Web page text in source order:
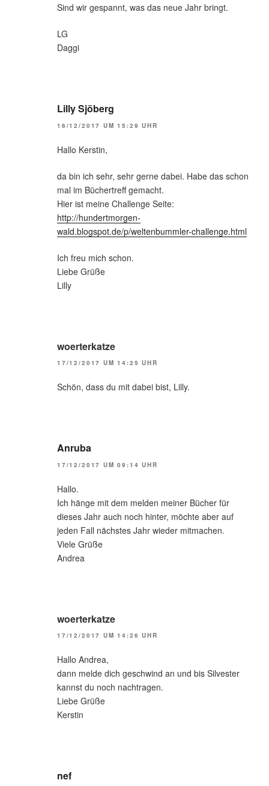
Sind wir gespannt, was das neue Jahr bringt.
LG
Daggi
Lilly Sjöberg
16/12/2017 UM 15:29 UHR
Hallo Kerstin,
da bin ich sehr, sehr gerne dabei. Habe das schon
mal im Büchertreff gemacht.
Hier ist meine Challenge Seite:
http://hundertmorgen-
wald.blogspot.de/p/weltenbummler-challenge.html
Ich freu mich schon.
Liebe Grüße
Lilly
woerterkatze
17/12/2017 UM 14:25 UHR
Schön, dass du mit dabei bist, Lilly.
Anruba
17/12/2017 UM 09:14 UHR
Hallo.
Ich hänge mit dem melden meiner Bücher für
dieses Jahr auch noch hinter, möchte aber auf
jeden Fall nächstes Jahr wieder mitmachen.
Viele Grüße
Andrea
woerterkatze
17/12/2017 UM 14:26 UHR
Hallo Andrea,
dann melde dich geschwind an und bis Silvester
kannst du noch nachtragen.
Liebe Grüße
Kerstin
nef